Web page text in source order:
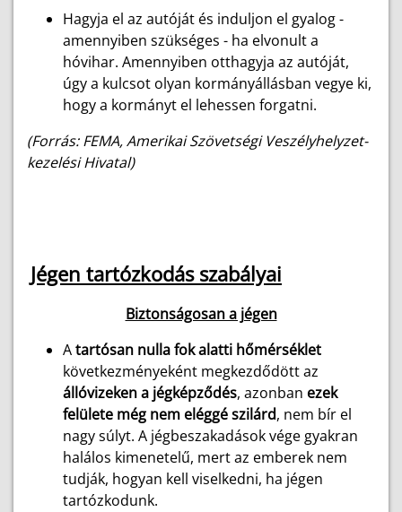
Hagyja el az autóját és induljon el gyalog -
amennyiben szükséges - ha elvonult a
hóvihar. Amennyiben otthagyja az autóját,
úgy a kulcsot olyan kormányállásban vegye ki,
hogy a kormányt el lehessen forgatni.
(Forrás: FEMA, Amerikai Szövetségi Veszélyhelyzet-
kezelési Hivatal)
Jégen tartózkodás szabályai
Biztonságosan a jégen
Atartósan nulla fok alatti hőmérséklet
következményeként megkezdődött az
állóvizeken a jégképződés, azonban ezek
felülete még nem eléggé szilárd, nem bír el
nagy súlyt. A jégbeszakadások vége gyakran
halálos kimenetelű, mert az emberek nem
tudják, hogyan kell viselkedni, ha jégen
tartózkodunk.